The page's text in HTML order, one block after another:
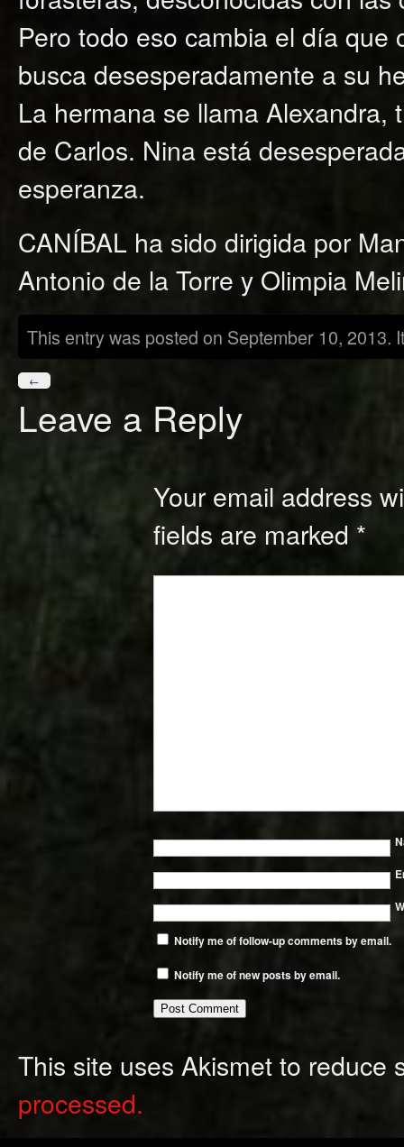
Pero todo eso cambia el día
busca desesperadamente a su
La hermana se llama
de Carlos. Nina está
esperanza.
CANÍBAL ha sido dirigida por
Antonio de la Torre y Olimpia
This entry was posted on September 10, 2013.
←
Leave a Reply
Your email address
fields are marked *
Notify me of follow-up comments by email.
Notify me of new posts by email.
This site uses Akismet to reduce
processed.